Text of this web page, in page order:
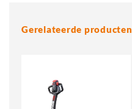
Gerelateerde producten